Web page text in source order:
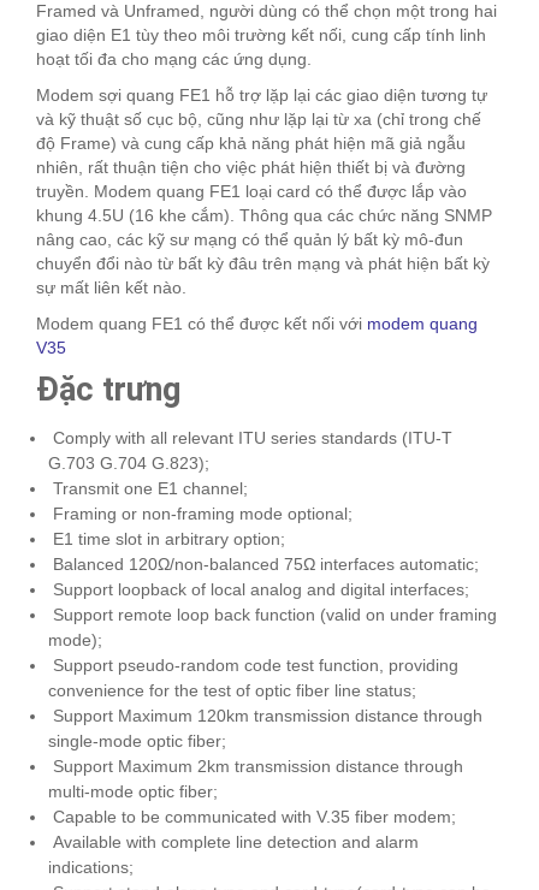
Framed và Unframed, người dùng có thể chọn một trong hai
giao diện E1 tùy theo môi trường kết nối, cung cấp tính linh
hoạt tối đa cho mạng các ứng dụng.
Modem sợi quang FE1 hỗ trợ lặp lại các giao diện tương tự
và kỹ thuật số cục bộ, cũng như lặp lại từ xa (chỉ trong chế
độ Frame) và cung cấp khả năng phát hiện mã giả ngẫu
nhiên, rất thuận tiện cho việc phát hiện thiết bị và đường
truyền. Modem quang FE1 loại card có thể được lắp vào
khung 4.5U (16 khe cắm). Thông qua các chức năng SNMP
nâng cao, các kỹ sư mạng có thể quản lý bất kỳ mô-đun
chuyển đổi nào từ bất kỳ đâu trên mạng và phát hiện bất kỳ
sự mất liên kết nào.
Modem quang FE1 có thể được kết nối với modem quang
V35
Đặc trưng
Comply with all relevant ITU series standards (ITU-T
G.703 G.704 G.823);
Transmit one E1 channel;
Framing or non-framing mode optional;
E1 time slot in arbitrary option;
Balanced 120Ω/non-balanced 75Ω interfaces automatic;
Support loopback of local analog and digital interfaces;
Support remote loop back function (valid on under framing
mode);
Support pseudo-random code test function, providing
convenience for the test of optic fiber line status;
Support Maximum 120km transmission distance through
single-mode optic fiber;
Support Maximum 2km transmission distance through
multi-mode optic fiber;
Capable to be communicated with V.35 fiber modem;
Available with complete line detection and alarm
indications;